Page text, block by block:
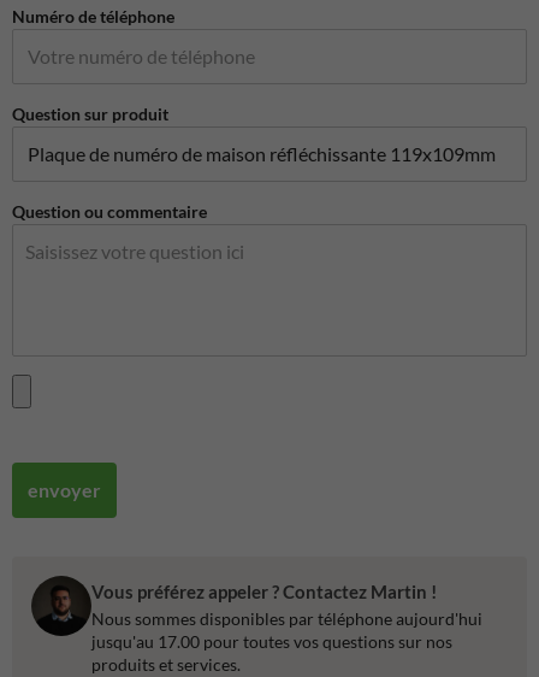
Numéro de téléphone
Question sur produit
Question ou commentaire
envoyer
Vous préférez appeler ? Contactez Martin !
Nous sommes disponibles par téléphone aujourd'hui
jusqu'au 17.00 pour toutes vos questions sur nos
produits et services.